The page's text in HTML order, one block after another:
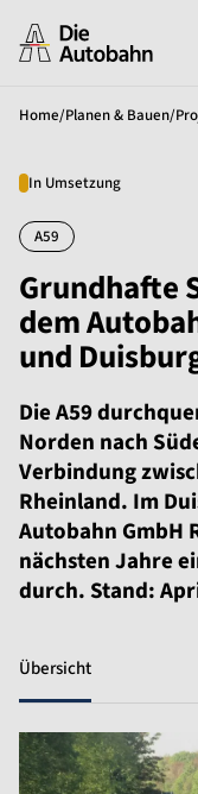
Home/Planen & Bauen/
In Umsetzung
A59
Grundhafte
dem
und
Die A59
Norden nach
Verbindung
Rheinland. Im
Autobahn GmbH
nächsten Jahre
durch. Stand:
Übersicht